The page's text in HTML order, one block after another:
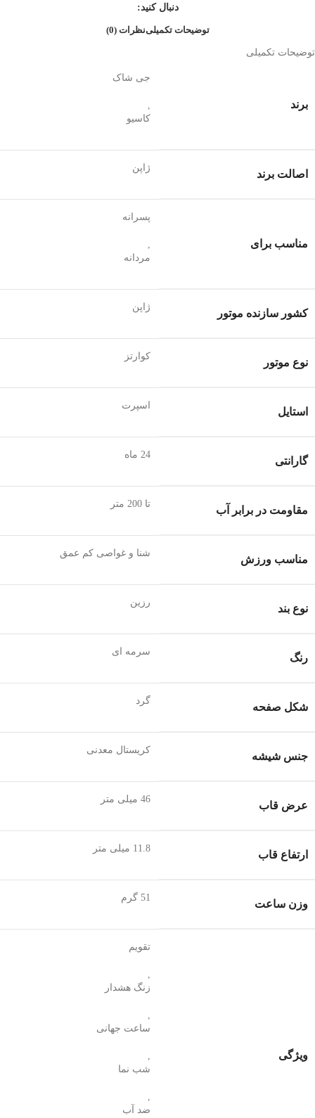
دنبال کنید:
توضیحات تکمیلینظرات (0)
توضیحات تکمیلی
برند
جی شاک
کاسیو
اصالت برند
ژاپن
مناسب برای
پسرانه
مردانه
کشور سازنده موتور
ژاپن
نوع موتور
کوارتز
استایل
اسپرت
گارانتی
24 ماه
مقاومت در برابر آب
تا 200 متر
مناسب ورزش
شنا و غواصی کم عمق
نوع بند
رزین
رنگ
سرمه ای
شکل صفحه
گرد
جنس شیشه
کریستال معدنی
عرض قاب
46 میلی متر
ارتفاع قاب
11.8 میلی متر
وزن ساعت
51 گرم
ویژگی
تقویم
زنگ هشدار
ساعت جهانی
شب‌ نما
ضد آب